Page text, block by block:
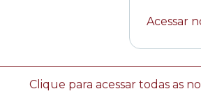
Acessar
Clique para acessar todas as